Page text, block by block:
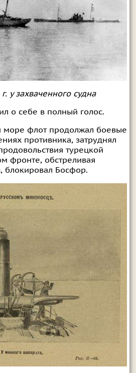
у захваченного судна
о себе в полный голос.
море флот продолжал боевые
противника, затруднял
турецкой
фронте, обстреливая
блокировал Босфор.